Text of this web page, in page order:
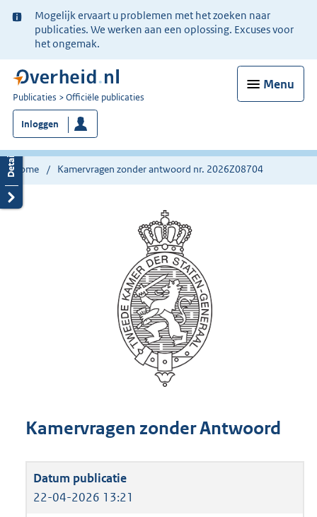
Ter
informatie:
Mogelijk ervaart u problemen met het zoeken naar
publicaties. We werken aan een oplossing. Excuses voor
het ongemak.
Menu
U
bent
nu
hier:
Publicaties Officiële publicaties
Inloggen
Home Kamervragen zonder antwoord nr. 2026Z08704
Kamervragen zonder Antwoord
22-04-2026 13:21